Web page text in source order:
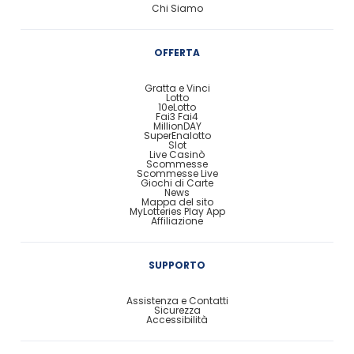
Chi Siamo
OFFERTA
Gratta e Vinci
Lotto
10eLotto
Fai3 Fai4
MillionDAY
SuperEnalotto
Slot
Live Casinò
Scommesse
Scommesse Live
Giochi di Carte
News
Mappa del sito
MyLotteries Play App
Affiliazione
SUPPORTO
Assistenza e Contatti
Sicurezza
Accessibilità